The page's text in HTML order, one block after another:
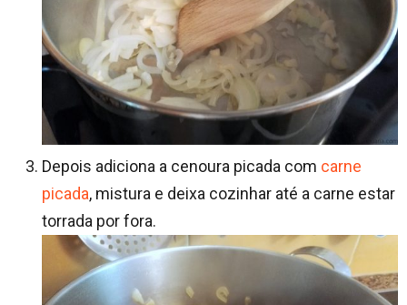
Depois adiciona a cenoura picada com carne
picada, mistura e deixa cozinhar até a carne estar
torrada por fora.